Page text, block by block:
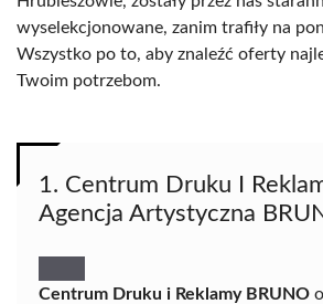
wyselekcjonowane, zanim trafiły na
Wszystko po to, aby znaleźć oferty
Twoim potrzebom.
1. Centrum Druku I
Agencja Artystyczna
Centrum Druku i Reklamy BRUNO